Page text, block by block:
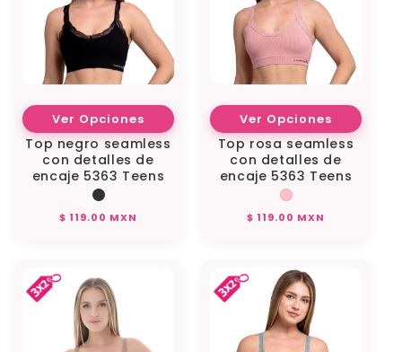
Top negro seamless
con detalles de
encaje 5363 Teens
Precio
$ 119.00 MXN
Ver Opciones
Top rosa seamless
con detalles de
encaje 5363 Teens
Precio
$ 119.00 MXN
Ver Opciones